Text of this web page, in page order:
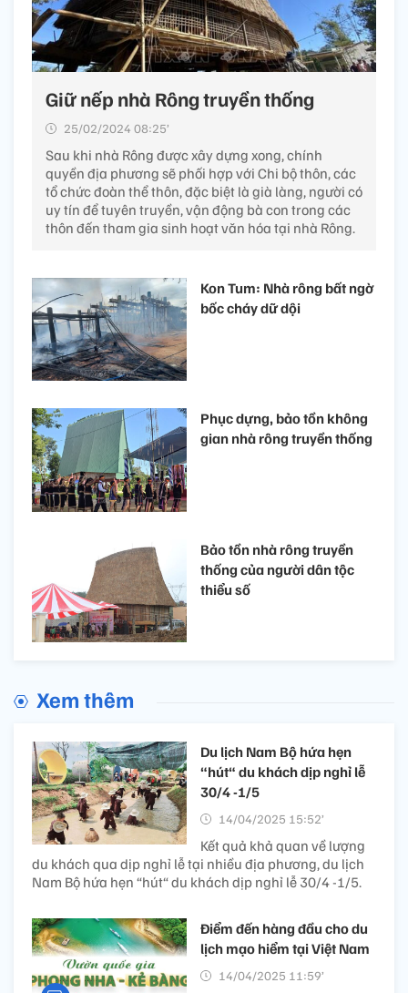
Giữ nếp nhà Rông truyền thống
25/02/2024 08:25’
Sau khi nhà Rông được xây dựng xong, chính
quyền địa phương sẽ phối hợp với Chi bộ thôn, các
tổ chức đoàn thể thôn, đặc biệt là già làng, người có
uy tín để tuyên truyền, vận động bà con trong các
thôn đến tham gia sinh hoạt văn hóa tại nhà Rông.
Kon Tum: Nhà rông bất ngờ
bốc cháy dữ dội
Phục dựng, bảo tồn không
gian nhà rông truyền thống
Bảo tồn nhà rông truyền
thống của người dân tộc
thiểu số
Xem thêm
Du lịch Nam Bộ hứa hẹn
“hút“ du khách dịp nghỉ lễ
30/4 -1/5
14/04/2025 15:52’
Kết quả khả quan về lượng
du khách qua dịp nghỉ lễ tại nhiều địa phương, du lịch
Nam Bộ hứa hẹn “hút“ du khách dịp nghỉ lễ 30/4 -1/5.
Điểm đến hàng đầu cho du
lịch mạo hiểm tại Việt Nam
14/04/2025 11:59’